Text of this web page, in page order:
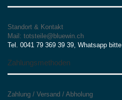
Standort & Kontakt
Mail: totsteile@bluewin.ch
Tel. 0041 79 369 39 39, Whatsapp bitte
Zahlungsmethoden
Zahlung / Versand / Abholung